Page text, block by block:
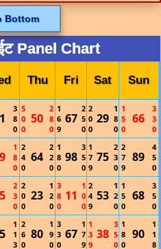
Bottom
Panel Chart
Thu Fri Sat Sun
3
8
0
5
0
0
50
2
8
0
1
6
9
67
2
5
0
2
0
0
29
1
8
0
1
5
0
66
3
3
0
1
8
0
2
4
0
64
2
2
0
1
8
0
98
3
5
0
1
7
9
75
2
3
0
2
7
9
89
4
5
0
2
3
0
2
0
0
23
1
2
0
3
8
0
11
1
0
0
2
4
9
53
1
2
0
1
5
0
68
3
5
0
1
1
3
2
6
0
80
1
9
0
3
3
0
67
1
7
9
1
3
9
38
3
5
0
1
8
0
90
1
1
8